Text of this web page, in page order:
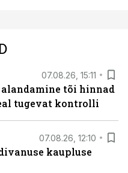
07.08.26, 15:11
tõi hinnad
tugevat kontrolli
07.08.26, 12:10
kaupluse